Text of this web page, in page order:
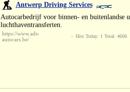
Antwerp Driving Services
Autocarbedrijf voor binnen- en buitenlandse
luchthaventransferten.
https://www.ads-
autocars.be/
- Hits Today: 1 Total: 4606